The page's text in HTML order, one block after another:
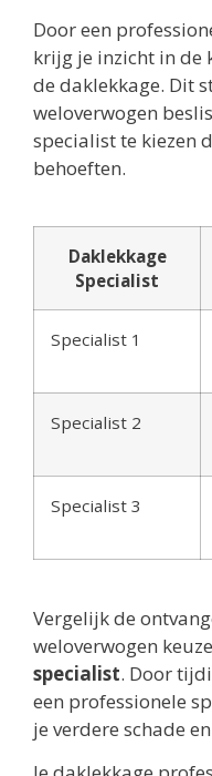
Door een
krijg je inzicht in de
de daklekkage. Dit
weloverwogen
specialist te kiezen
behoeften.
Daklekkage
Specialist
Specialist 1
Specialist 2
Specialist 3
Vergelijk de
weloverwogen
specialist. Door
een professionele
je verdere schade